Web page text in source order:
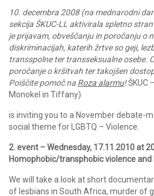
10. decembra 2008 (na mednarodni
sekcija ŠKUC-LL aktivirala spletno
je prijavam, obveščanju in poročanju o
diskriminacijah, katerih žrtve so geji,
transspolne ter transseksualne osebe.
poročanje o kršitvah ter takojšen
Poiščite pomoč na Roza alarmu!ŠKUC
Monokel in Tiffany)
is inviting you to a November debate-
social theme for LGBTQ – Violence.
2. event – Wednesday, 17.11.2010 at
Homophobic/transphobic violence
We will take a look at short
of lesbians in South Africa, murder of